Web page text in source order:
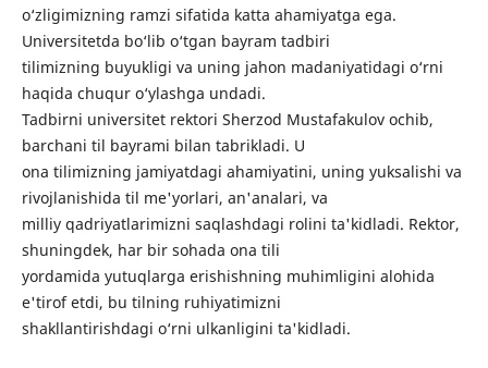
o‘zligimizning ramzi sifatida katta ahamiyatga ega.
Universitetda bo‘lib o‘tgan bayram tadbiri
tilimizning buyukligi va uning jahon madaniyatidagi o‘rni
haqida chuqur o‘ylashga undadi.
Tadbirni universitet rektori Sherzod Mustafakulov ochib,
barchani til bayrami bilan tabrikladi. U
ona tilimizning jamiyatdagi ahamiyatini, uning yuksalishi va
rivojlanishida til me'yorlari, an'analari, va
milliy qadriyatlarimizni saqlashdagi rolini ta'kidladi. Rektor,
shuningdek, har bir sohada ona tili
yordamida yutuqlarga erishishning muhimligini alohida
e'tirof etdi, bu tilning ruhiyatimizni
shakllantirishdagi o‘rni ulkanligini ta'kidladi.